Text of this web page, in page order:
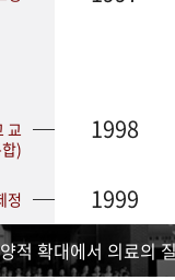
교
)
1998
정 1999
적 확대에서 의료의